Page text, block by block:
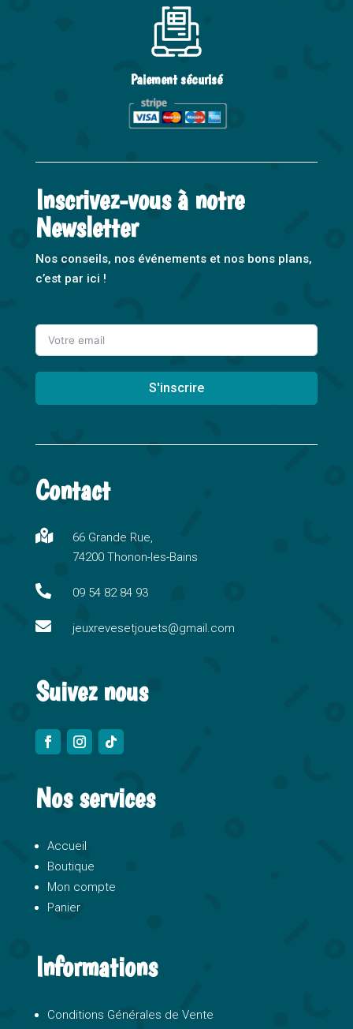
Paiement sécurisé
Inscrivez-vous à notre
Newsletter
Nos conseils, nos événements et nos bons plans,
c’est par ici !
S'inscrire
l
e
n
a
i
e
Contact

66 Grande Rue,
74200 Thonon-les-Bains
 09 54 82 84 93
 jeuxrevesetjouets@gmail.com
Suivez nous
Nos services
Accueil
Boutique
Mon compte
Panier
Informations
Conditions Générales de Vente